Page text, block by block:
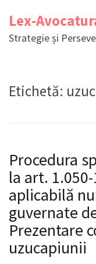
conținut
Lex-
Strategie și
Etichetă:
Procedura
la art.
aplicabilă
guvernate
Prezentare
uzucapiunii